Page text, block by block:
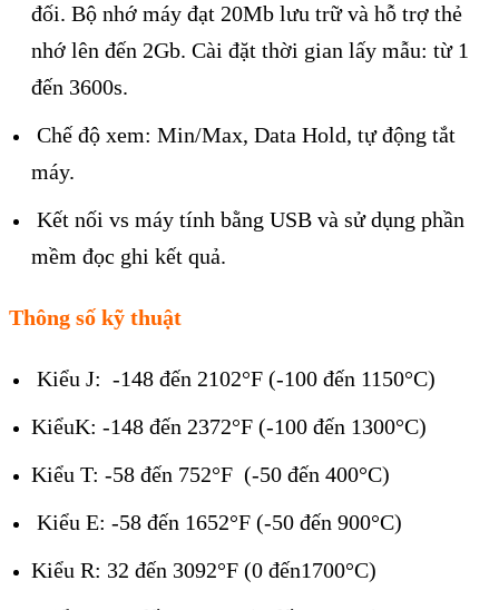
đối. Bộ nhớ máy đạt 20Mb lưu trữ và hỗ trợ thẻ
nhớ lên đến 2Gb. Cài đặt thời gian lấy mẫu: từ 1
đến 3600s.
Chế độ xem: Min/Max, Data Hold, tự động tắt
máy.
Kết nối vs máy tính bằng USB và sử dụng phần
mềm đọc ghi kết quả.
Thông số kỹ thuật
Kiểu J: -148 đến 2102°F (-100 đến 1150°C)
KiểuK: -148 đến 2372°F (-100 đến 1300°C)
Kiểu T: -58 đến 752°F (-50 đến 400°C)
Kiểu E: -58 đến 1652°F (-50 đến 900°C)
Kiểu R: 32 đến 3092°F (0 đến1700°C)